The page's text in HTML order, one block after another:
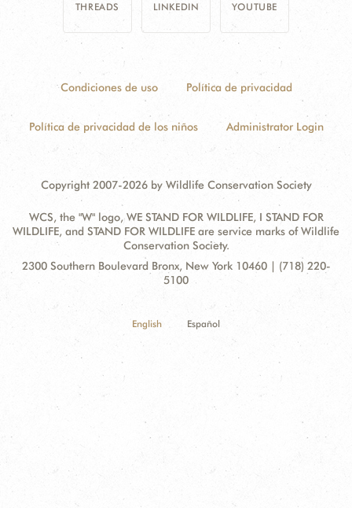
THREADS LINKEDIN YOUTUBE
Condiciones de uso Política de privacidad
Política de privacidad de los niños Administrator Login
Copyright 2007-2026 by Wildlife Conservation Society
WCS, the "W" logo, WE STAND FOR WILDLIFE, I STAND FOR
WILDLIFE, and STAND FOR WILDLIFE are service marks of Wildlife
Conservation Society.
Contact
Address:
2300 Southern Boulevard Bronx, New York 10460 | (718) 220-
5100
English Español